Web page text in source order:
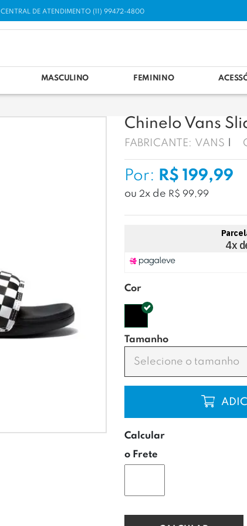
CENTRAL DE ATENDIMENTO (11) 99472-4800
MASCULINO FEMININO
Chinelo Vans
FABRICANTE: VANS
Por: R$ 199,99
ou 2x de R$ 99,99
Cor
Tamanho
Selecione o tamanho
Calcular
o Frete